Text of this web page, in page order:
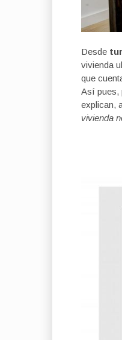
Desde
vivienda
que
Así pues,
explican,
vivienda